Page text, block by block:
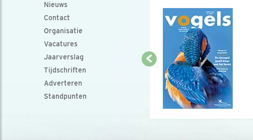
Nieuws
Contact
Organisatie
Vacatures
Jaarverslag
Tijdschriften
Adverteren
Standpunten